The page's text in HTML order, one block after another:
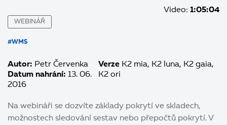
Video: 1:05:04
WEBINÁŘ
#WMS
Autor: Petr Červenka
Datum nahrání: 13. 06.
2016
Verze K2 mia K2 luna
K2 gaia
K2 ori
Na webináři se dozvíte základy pokrytí ve skladech,
možnostech sledování sestav nebo přepočtů pokrytí. V